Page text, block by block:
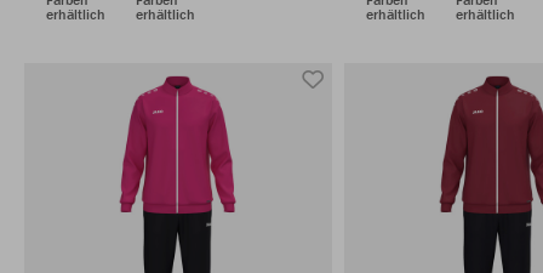
erhältlich
erhältlich
erhältlich
erhältlich